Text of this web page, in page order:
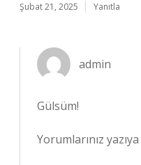
Şubat 21, 2025 Yanıtla
admin
Gülsüm!
Yorumlarınız yazıya